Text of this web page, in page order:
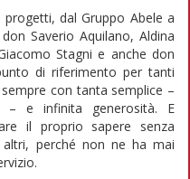
dal Gruppo Abele a
Saverio Aquilano, Aldina
Stagni e anche don
di riferimento per tanti
con tanta semplice –
– e infinita generosità. E
il proprio sapere senza
altri, perché non ne ha mai